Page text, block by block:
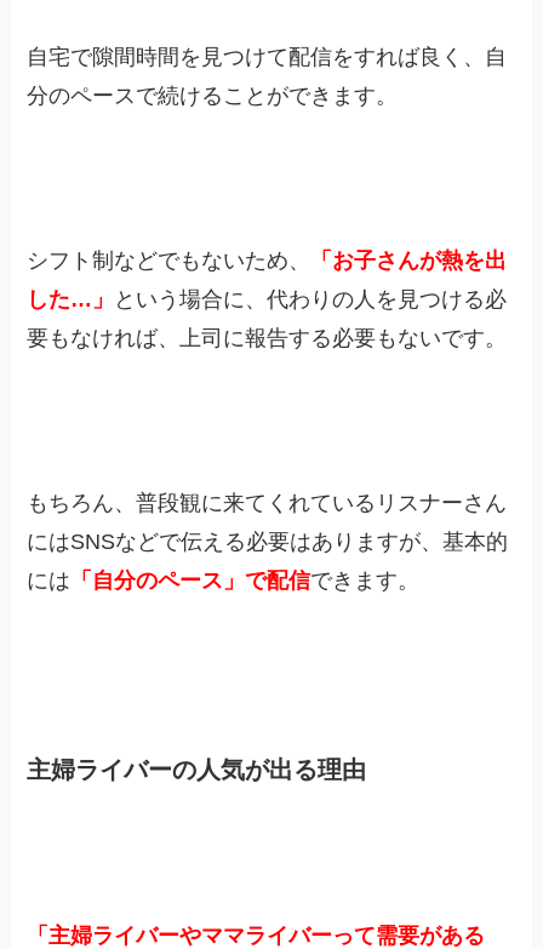
自宅で隙間時間を見つけて配信をすれば良く、自
分のペースで続けることができます。
シフト制などでもないため、
「お子さんが熱を出
した…」
という場合に、代わりの人を見つける必
要もなければ、上司に報告する必要もないです。
もちろん、普段観に来てくれているリスナーさん
にはSNSなどで伝える必要はありますが、基本的
には 「自分のペース」で配信できます。
主婦ライバーの人気が出る理由
「主婦ライバーやママライバーって需要がある